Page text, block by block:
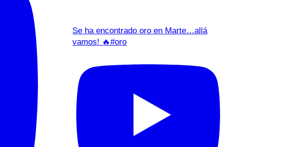
Se ha encontrado oro en Marte…allá
vamos! 🔥#oro